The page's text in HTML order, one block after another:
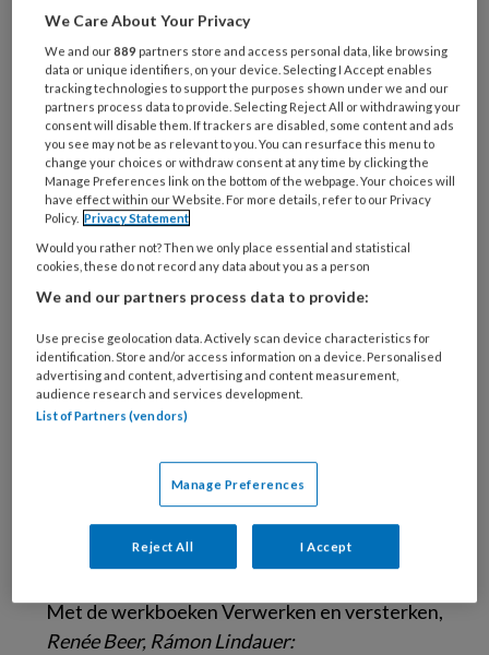
Gerelateerde informatie
Congres
Jaarcongres trauma bij kinderen – chronische
stress, veerkracht en behandelen, 11 maart
2022.Meer informatie en inschrijven
Boeken, trainingen
Behandeling van trauma bij kinderen en
adolescenten – Met de methode
Judith A. Cohen, Anthony P. Mannarino, Esther
Deblinger (2021)
Met de werkboeken Verwerken en versterken,
Renée Beer, Rámon Lindauer:
We Care About Your Privacy
We and our889 partners store and access personal data, like browsing
data or unique identifiers, on your device. Selecting I Accept enables
tracking technologies to support the purposes shown under we and our
partners process data to provide. Selecting Reject All or withdrawing your
consent will disable them. If trackers are disabled, some content and ads
you see may not be as relevant to you. You can resurface this menu to
change your choices or withdraw consent at any time by clicking the
Manage Preferences link on the bottom of the webpage. Your choices will
have effect within our Website. For more details, refer to our Privacy
Policy. Privacy Statement
Would you rather not? Then we only place essential and statistical
cookies, these do not record any data about you as a person
We and our partners process data to provide:
Use precise geolocation data. Actively scan device characteristics for
identification. Store and/or access information on a device. Personalised
advertising and content, advertising and content measurement,
audience research and services development.
List of Partners (vendors)
Manage Preferences
Reject All I Accept